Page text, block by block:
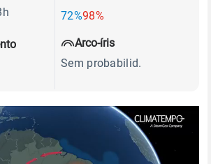
72%98%
Arco-íris
Sem probabilid.